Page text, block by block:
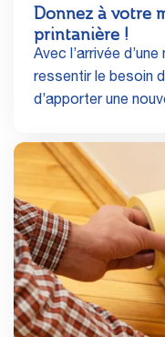
Donnez à votre
printanière !
Avec l’arrivée
ressentir le besoin
d’apporter une